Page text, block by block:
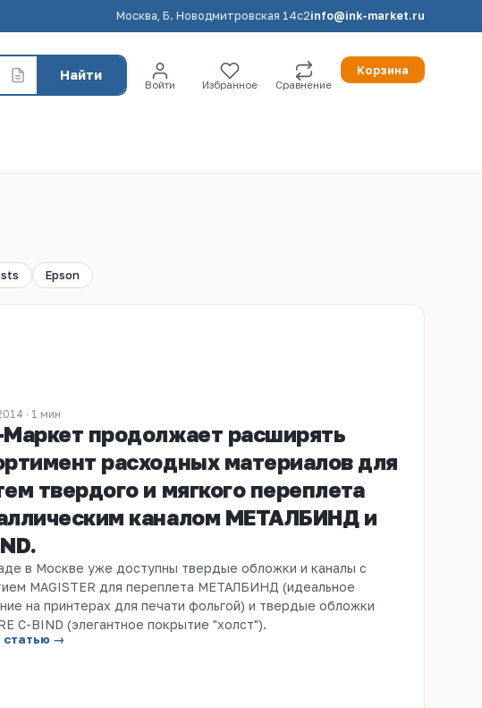
Москва, Б. Новодмитровская 14с2info@ink-market.ru
Найти
Войти Избранное Сравнение
Корзина
Epson
· 1 мин
продолжает расширять
расходных материалов для
твердого и мягкого переплета
каналом МЕТАЛБИНД и
в Москве уже доступны твердые обложки и каналы с
MAGISTER для переплета МЕТАЛБИНД (идеальное
на принтерах для печати фольгой) и твердые обложки
C-BIND (элегантное покрытие "холст").
статью →